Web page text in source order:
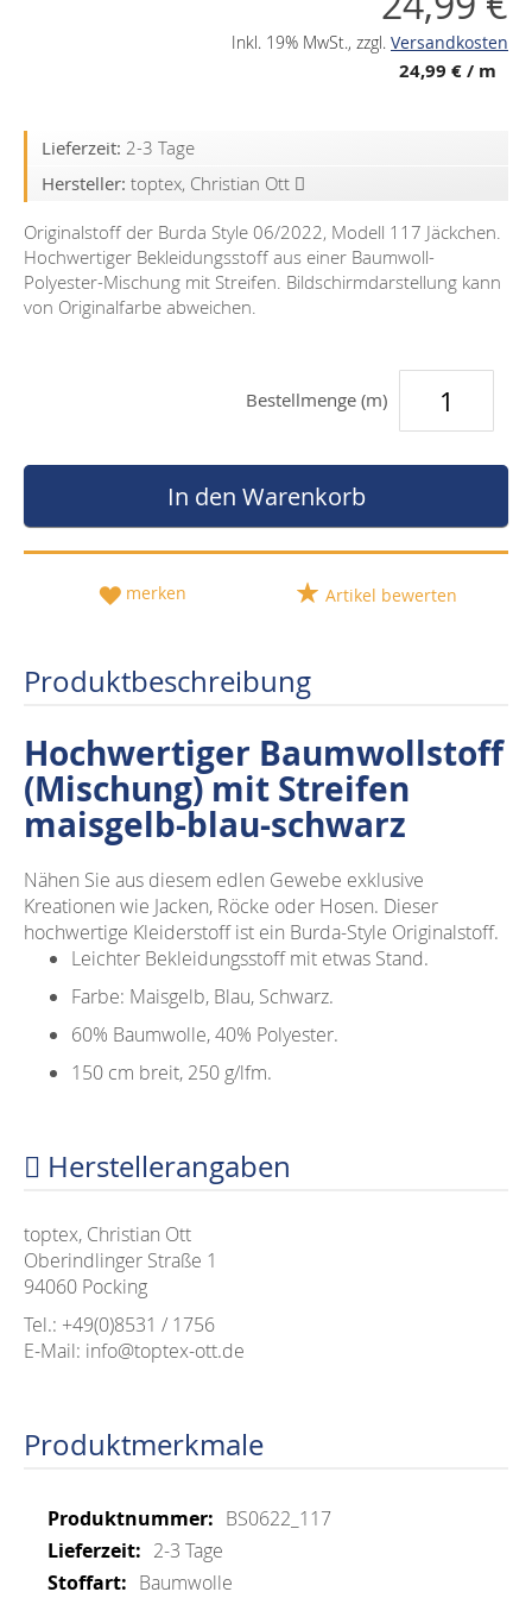
Inkl. 19% MwSt., zzgl. Versandkosten
24,99 €/ m
Lieferzeit: 2-3 Tage
Hersteller: toptex, Christian Ott
Originalstoff der Burda Style 06/2022, Modell 117 Jäckchen.
Hochwertiger Bekleidungsstoff aus einer Baumwoll-
Polyester-Mischung mit Streifen. Bildschirmdarstellung kann
von Originalfarbe abweichen.
Bestellmenge (m)
In den Warenkorb
merken Artikel bewerten
Produktbeschreibung
Hochwertiger Baumwollstoff
(Mischung) mit Streifen
maisgelb-blau-schwarz
Nähen Sie aus diesem edlen Gewebe exklusive
Kreationen wie Jacken, Röcke oder Hosen. Dieser
hochwertige Kleiderstoff ist ein Burda-Style Originalstoff.
Leichter Bekleidungsstoff mit etwas Stand.
Farbe: Maisgelb, Blau, Schwarz.
60% Baumwolle, 40% Polyester.
150 cm breit, 250 g/lfm.
Herstellerangaben
toptex, Christian Ott
Oberindlinger Straße 1
94060 Pocking
Tel.: +49(0)8531 / 1756
E-Mail: info@toptex-ott.de
Produktmerkmale
Mehr
Informationen
BS0622_117
2-3 Tage
Baumwolle